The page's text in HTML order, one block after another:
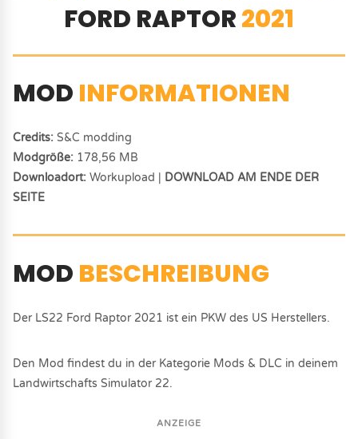
FORD RAPTOR2021
MOD INFORMATIONEN
Credits: S&C modding
Modgröße: 178,56 MB
Downloadort: Workupload | DOWNLOAD AM ENDE DER
SEITE
MOD BESCHREIBUNG
Der LS22 Ford Raptor 2021 ist ein PKW des US Herstellers.
Den Mod findest du in der Kategorie Mods & DLC in deinem
Landwirtschafts Simulator 22.
ANZEIGE